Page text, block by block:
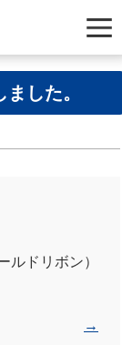
した。
ドリボン）
→